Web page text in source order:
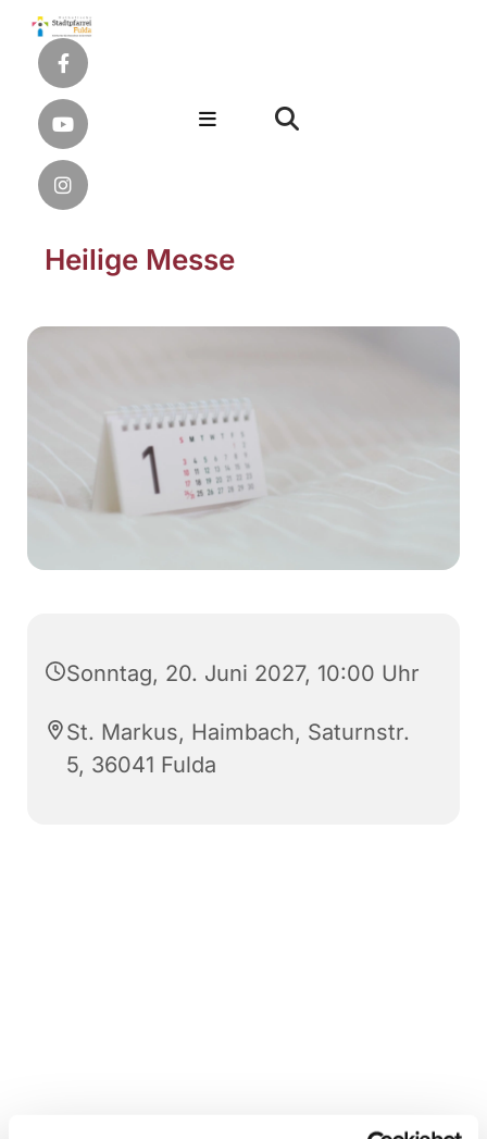
Heilige Messe
Sonntag, 20. Juni 2027, 10:00 Uhr
St. Markus, Haimbach, Saturnstr.
5, 36041 Fulda